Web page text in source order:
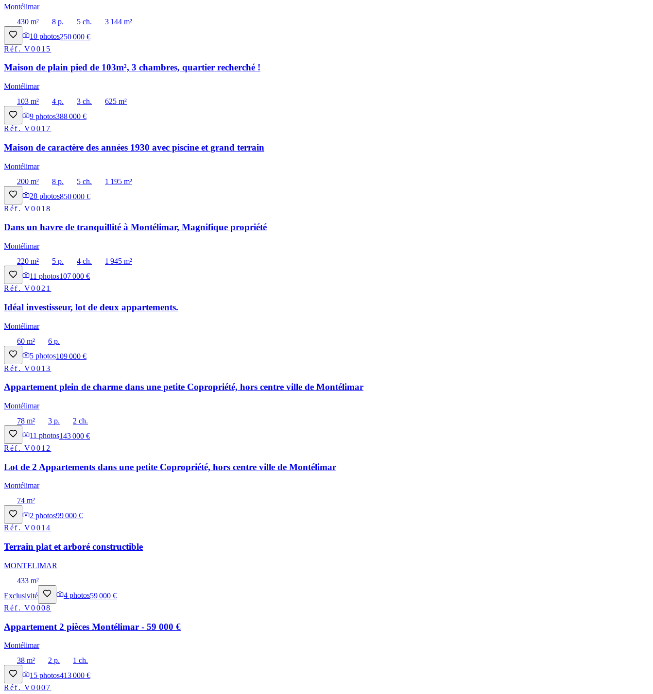
Montélimar
430 m²
8 p. 5 ch.
3 144 m²
10 photos250 000 €
Réf.V0015
Maison de plain pied de 103m², 3 chambres, quartier recherché !
Montélimar
103 m²
4 p. 3 ch.
625 m²
9 photos388 000 €
Réf.V0017
Maison de caractère des années 1930 avec piscine et grand terrain
Montélimar
200 m²
8 p. 5 ch.
1 195 m²
28 photos850 000 €
Réf.V0018
Dans un havre de tranquillité à Montélimar, Magnifique propriété
Montélimar
220 m²
5 p. 4 ch.
1 945 m²
11 photos107 000 €
Réf.V0021
Idéal investisseur, lot de deux appartements.
Montélimar
60 m²
6 p.
5 photos109 000 €
Réf.V0013
Appartement plein de charme dans une petite Copropriété, hors centre ville de Montélimar
Montélimar
78 m²
3 p.
2 ch.
11 photos143 000 €
Réf.V0012
Lot de 2 Appartements dans une petite Copropriété, hors centre ville de Montélimar
Montélimar
74 m²
2 photos99 000 €
Réf.V0014
Terrain plat et arboré constructible
MONTELIMAR
433 m²
Exclusivité
4 photos59 000 €
Réf.V0008
Appartement 2 pièces Montélimar - 59 000 €
Montélimar
38 m²
2 p.
1 ch.
15 photos413 000 €
Réf.V0007